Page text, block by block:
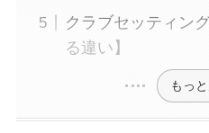
クラブセッティン
る違い】
もっ